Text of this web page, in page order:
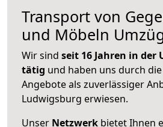
Transport von
und Möbeln
Wir sind seit 16 Jahren in der
tätig und haben uns durch
Angebote als zuverlässiger
Ludwigsburg erwiesen.
Unser Netzwerk bietet Ihnen